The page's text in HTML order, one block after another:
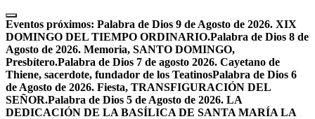
Skip
to
content
Eventos próximos: Palabra de Dios 9 de Agosto de 2026. XIX
DOMINGO DEL TIEMPO ORDINARIO.Palabra de Dios 8 de
Agosto de 2026. Memoria, SANTO DOMINGO,
Presbítero.Palabra de Dios 7 de agosto 2026. Cayetano de
Thiene, sacerdote, fundador de los TeatinosPalabra de Dios 6
de Agosto de 2026. Fiesta, TRANSFIGURACIÓN DEL
SEÑOR.Palabra de Dios 5 de Agosto de 2026. LA
DEDICACIÓN DE LA BASÍLICA DE SANTA MARÍA LA